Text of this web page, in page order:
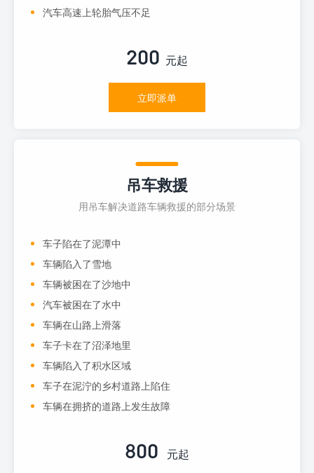
汽车高速上轮胎气压不足
200 元起
立即派单
吊车救援
用吊车解决道路车辆救援的部分场景
车子陷在了泥潭中
车辆陷入了雪地
车辆被困在了沙地中
汽车被困在了水中
车辆在山路上滑落
车子卡在了沼泽地里
车辆陷入了积水区域
车子在泥泞的乡村道路上陷住
车辆在拥挤的道路上发生故障
800 元起